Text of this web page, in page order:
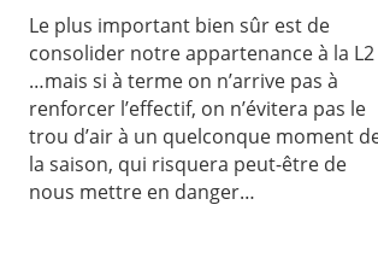
Le plus important bien sûr est de
consolider notre appartenance à la L2
…mais si à terme on n’arrive pas à
renforcer l’effectif, on n’évitera pas le
trou d’air à un quelconque moment
la saison, qui risquera peut-être de
nous mettre en danger…